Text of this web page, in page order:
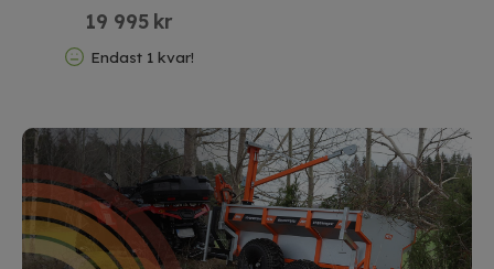
19 995 kr
Endast 1 kvar!